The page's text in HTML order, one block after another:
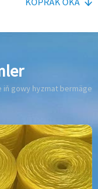
iň gowy hyzmat bermäge